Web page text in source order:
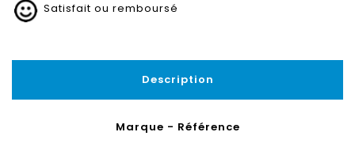
Satisfait ou remboursé
Description
Marque - Référence